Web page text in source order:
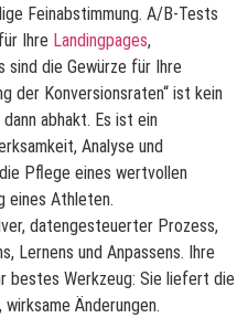
Feinabstimmung. A/B-Tests
Ihre Landingpages,
die Gewürze für Ihre
der Konversionsraten“ ist kein
abhakt. Es ist ein
Analyse und
Pflege eines wertvollen
eines Athleten.
datengesteuerter Prozess,
Lernens und Anpassens. Ihre
bestes Werkzeug: Sie liefert die
Änderungen.